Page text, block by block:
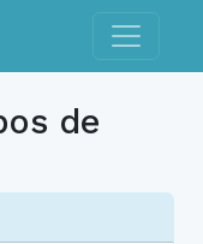
Toggle
de